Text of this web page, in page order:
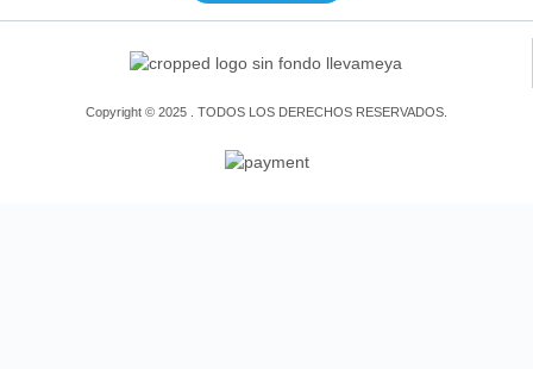
Copyright © 2025 . TODOS LOS DERECHOS RESERVADOS.